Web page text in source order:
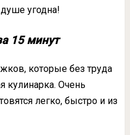
угодна!
15 минут
которые без труда
кулинарка. Очень
легко, быстро и из